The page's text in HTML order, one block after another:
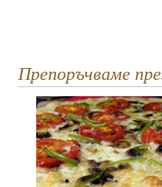
Препоръчваме